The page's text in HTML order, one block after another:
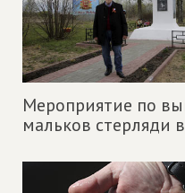
Мероприятие по
мальков стерляди